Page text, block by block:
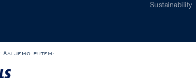
Sustainability
ŠALJEMO PUTEM: